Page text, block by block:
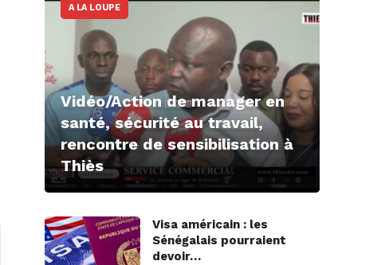
A LA LOUPE
Vidéo/Action de manager en
santé, sécurité au travail,
rencontre de sensibilisation à
Thiès
Visa américain : les
Sénégalais pourraient
devoir…